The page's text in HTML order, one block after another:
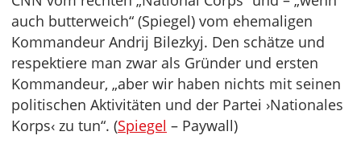
auch butterweich“ (Spiegel) vom ehemaligen
Kommandeur Andrij Bilezkyj. Den schätze und
respektiere man zwar als Gründer und ersten
Kommandeur, „aber wir haben nichts mit seinen
politischen Aktivitäten und der Partei ›Nationales
Korps‹ zu tun“. (Spiegel – Paywall)